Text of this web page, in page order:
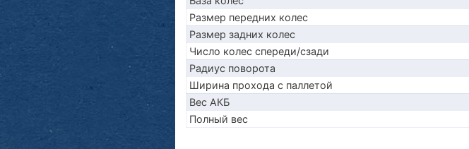
Размер передних колес
Размер задних колес
Число колес спереди/сзади
Радиус поворота
Ширина прохода с паллетой
Вес АКБ
Полный вес